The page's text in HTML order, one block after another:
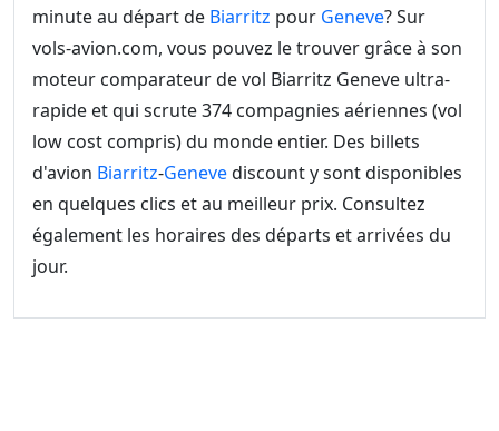
minute au départ de Biarritz pour Geneve? Sur
vols-avion.com, vous pouvez le trouver grâce à son
moteur comparateur de vol Biarritz Geneve ultra-
rapide et qui scrute 374 compagnies aériennes (vol
low cost compris) du monde entier. Des billets
d'avion Biarritz-Genevediscount y sont disponibles
en quelques clics et au meilleur prix. Consultez
également les horaires des départs et arrivées du
jour.